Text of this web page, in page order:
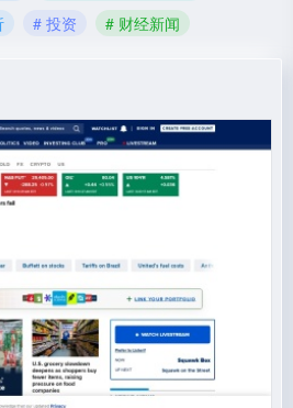
# 投资 # 财经新闻